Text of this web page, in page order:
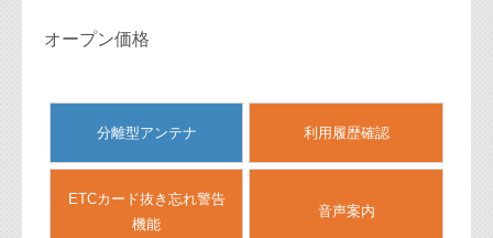
オープン価格
分離型アンテナ 利用履歴確認
ETCカード抜き忘れ警告
機能
音声案内